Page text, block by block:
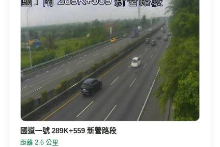
國道一號 289K+559 新營路段
距離 2.6 公里